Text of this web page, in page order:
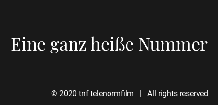
Eine ganz heiße Nummer
© 2020 tnf telenormfilm | All rights reserved